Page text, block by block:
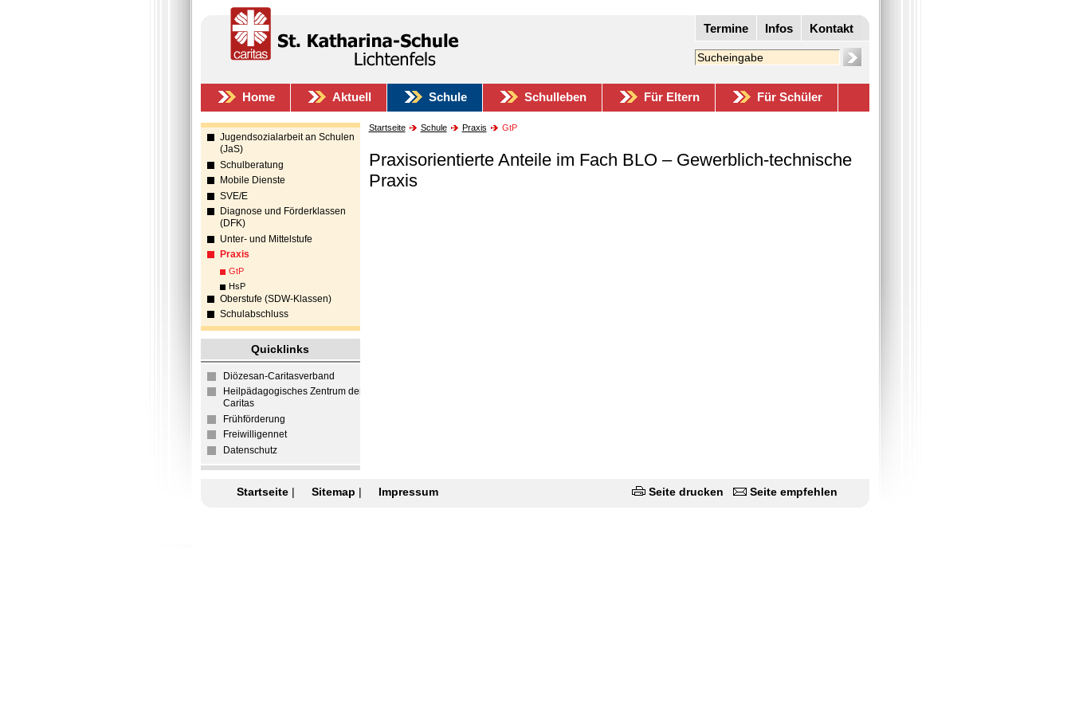
Termine Infos Kontakt
Home Aktuell Schule Schulleben Für Eltern Für Schüler
Jugendsozialarbeit an Schulen
(JaS)
Schulberatung
Mobile Dienste
SVE/E
Diagnose und Förderklassen
(DFK)
Unter- und Mittelstufe
Praxis
GtP
HsP
Oberstufe (SDW-Klassen)
Schulabschluss
Quicklinks
Diözesan-Caritasverband
Heilpädagogisches Zentrum der
Caritas
Frühförderung
Freiwilligennet
Datenschutz
Startseite Schule Praxis GtP
Praxisorientierte Anteile im Fach BLO – Gewerblich-technische
Praxis
Startseite| Sitemap | Impressum Seite drucken Seite empfehlen